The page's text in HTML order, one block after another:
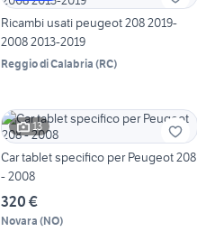
Ricambi usati peugeot 208 2019-
2008 2013-2019
Reggio di Calabria (RC)
13
Car tablet specifico per Peugeot 208
- 2008
320 €
Novara (NO)